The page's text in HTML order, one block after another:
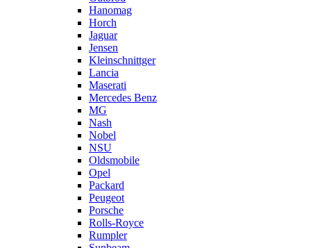
Hanomag
Horch
Jaguar
Jensen
Kleinschnittger
Lancia
Maserati
Mercedes Benz
MG
Nash
Nobel
NSU
Oldsmobile
Opel
Packard
Peugeot
Porsche
Rolls-Royce
Rumpler